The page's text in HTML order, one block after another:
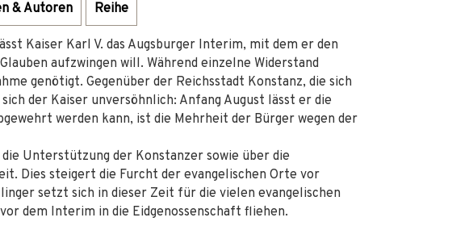
& Autoren Reihe
Kaiser Karl V. das Augsburger Interim, mit dem er den
aufzwingen will. Während einzelne Widerstand
genötigt. Gegenüber der Reichsstadt Konstanz, die sich
der Kaiser unversöhnlich: Anfang August lässt er die
werden kann, ist die Mehrheit der Bürger wegen der
Unterstützung der Konstanzer sowie über die
Dies steigert die Furcht der evangelischen Orte vor
setzt sich in dieser Zeit für die vielen evangelischen
dem Interim in die Eidgenossenschaft fliehen.